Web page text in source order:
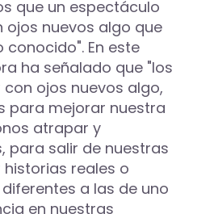
que un espectáculo
ojos nuevos algo que
En este
ha señalado que "los
ojos nuevos algo,
para mejorar nuestra
atrapar y
para salir de nuestras
reales o
a las de uno
en nuestras